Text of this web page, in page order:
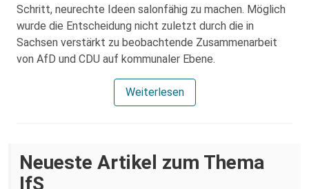
Schritt, neurechte Ideen salonfähig zu machen. Möglich
wurde die Entscheidung nicht zuletzt durch die in
Sachsen verstärkt zu beobachtende Zusammenarbeit
von AfD und CDU auf kommunaler Ebene.
Weiterlesen
Neueste Artikel zum Thema
IfS